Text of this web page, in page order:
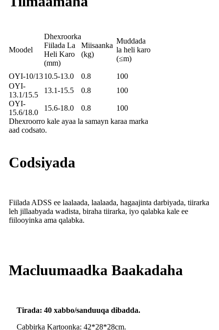
Moodel
Dhexroorka
Fiilada La
Heli Karo
(mm)
Miisaanka
(kg)
Muddada
la heli karo
(≤m)
OYI-10/1310.5-13.0 0.8
100
OYI-
13.1/15.5
13.1-15.5 0.8
100
OYI-
15.6/18.0
15.6-18.0 0.8
100
Dhexroorro kale ayaa la samayn karaa marka
aad codsato.
Codsiyada
Fiilada ADSS ee laalaada, laalaada, hagaajinta darbiyada, tiirarka
leh jillaabyada wadista, biraha tiirarka, iyo qalabka kale ee
fiilooyinka ama qalabka.
Macluumaadka Baakadaha
Tirada: 40 xabbo/sanduuqa dibadda.
Cabbirka Kartoonka: 42*28*28cm.